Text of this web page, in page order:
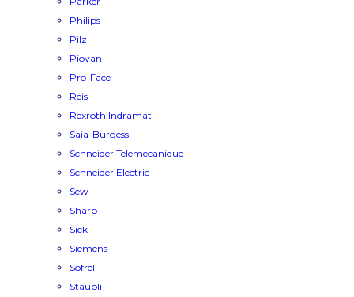
Philips
Pilz
Piovan
Pro-Face
Reis
Rexroth Indramat
Saia-Burgess
Schneider Telemecanique
Schneider Electric
Sew
Sharp
Sick
Siemens
Sofrel
Staubli